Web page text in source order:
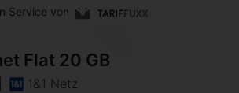
Service von
Flat 20 GB
1&1 Netz